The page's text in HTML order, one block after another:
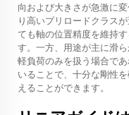
向および大きさが急激に
り高いプリロードクラス
ても軸の位置精度を維持
す。一方、用途が主に滑
軽負荷のみを扱う場合で
いることで、十分な剛性
えることができます。